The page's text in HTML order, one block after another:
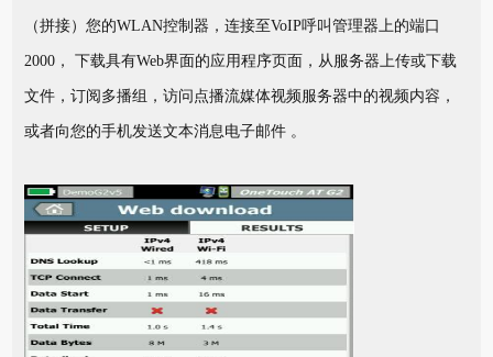
（拼接）您的WLAN控制器，连接至VoIP呼叫管理器上的端口
2000， 下载具有Web界面的应用程序页面，从服务器上传或下载
文件，订阅多播组，访问点播流媒体视频服务器中的视频内容，
或者向您的手机发送文本消息电子邮件 。